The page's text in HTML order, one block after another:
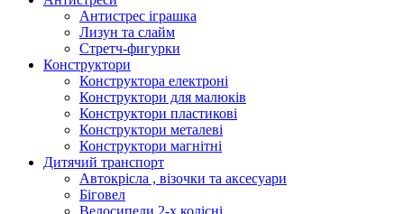
Антистрес іграшка
Лизун та слайм
Стретч-фигурки
Конструктори
Конструктора електроні
Конструктори для малюків
Конструктори пластикові
Конструктори металеві
Конструктори магнітні
Дитячий транспорт
Автокрісла , візочки та аксесуари
Біговел
Велосипеди 2-х колісні